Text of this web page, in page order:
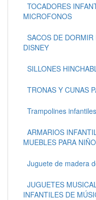
TOCADORES
MICROFONOS
SACOS DE
DISNEY
SILLONES
TRONAS Y CUNAS
Trampolines
ARMARIOS
MUEBLES PARA
Juguete de madera
JUGUETES
INFANTILES DE